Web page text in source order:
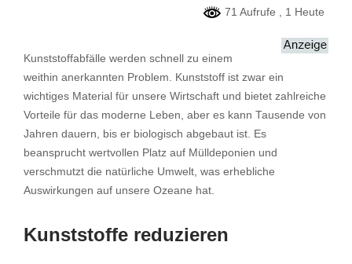
71 Aufrufe , 1 Heute
Kunststoffabfälle werden schnell zu einem
weithin anerkannten Problem. Kunststoff ist zwar ein
wichtiges Material für unsere Wirtschaft und bietet zahlreiche
Vorteile für das moderne Leben, aber es kann Tausende von
Jahren dauern, bis er biologisch abgebaut ist. Es
beansprucht wertvollen Platz auf Mülldeponien und
verschmutzt die natürliche Umwelt, was erhebliche
Auswirkungen auf unsere Ozeane hat.
Kunststoffe reduzieren